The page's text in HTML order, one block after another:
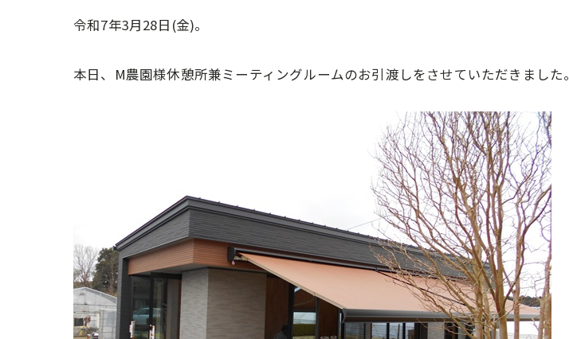
令和7年3月28日(金)。
本日、M農園様休憩所兼ミーティングルームのお引渡しをさせていただきました。